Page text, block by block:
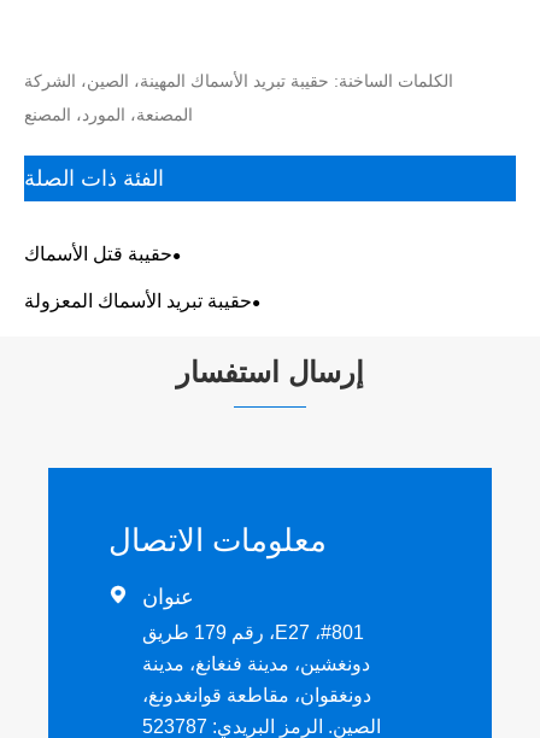
الكلمات الساخنة: حقيبة تبريد الأسماك المهينة، الصين، الشركة
المصنعة، المورد، المصنع
الفئة ذات الصلة
حقيبة قتل الأسماك
حقيبة تبريد الأسماك المعزولة
إرسال استفسار
معلومات الاتصال
 عنوان
#801، E27، رقم 179 طريق
دونغشين، مدينة فنغانغ، مدينة
دونغقوان، مقاطعة قوانغدونغ،
الصين. الرمز البريدي: 523787